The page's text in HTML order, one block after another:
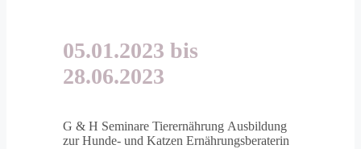
05.01.2023 bis
28.06.2023
G & H Seminare Tierernährung Ausbildung
zur Hunde- und Katzen Ernährungsberaterin